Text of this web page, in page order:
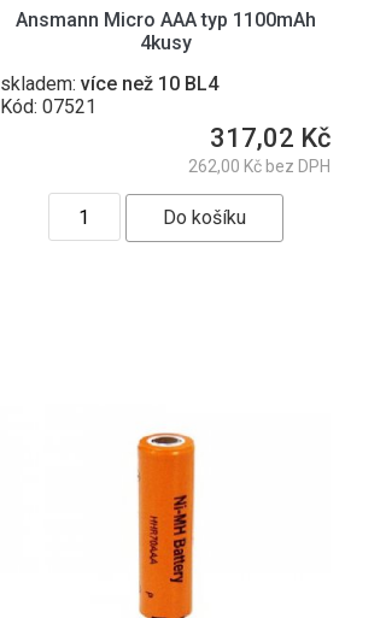
Ansmann Micro AAA typ 1100mAh
4kusy
skladem:více než 10 BL4
Kód: 07521
317,02 Kč
262,00 Kč bez DPH